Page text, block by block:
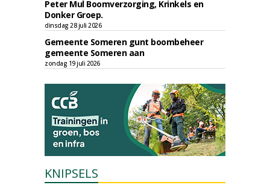
Peter Mul Boomverzorging, Krinkels en
Donker Groep.
dinsdag 28 juli 2026
Gemeente Someren gunt boombeheer
gemeente Someren aan
zondag 19 juli 2026
KNIPSELS